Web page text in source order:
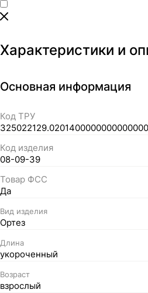
Характеристики и
Основная информация
Код ТРУ
Код изделия
08-09-39
Товар ФСС
Да
Вид изделия
Ортез
Длина
укороченный
Возраст
взрослый